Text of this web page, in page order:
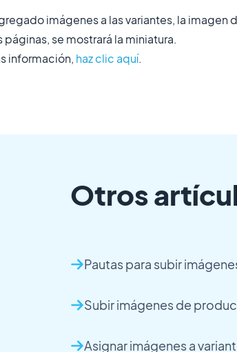
imágenes a las variantes, la
páginas, se mostrará la miniatura.
información, haz clic aquí.
Otros
Pautas para subir
Subir imágenes de
Asignar imágenes a